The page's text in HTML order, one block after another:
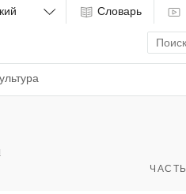
Словарь
Enter
search
term